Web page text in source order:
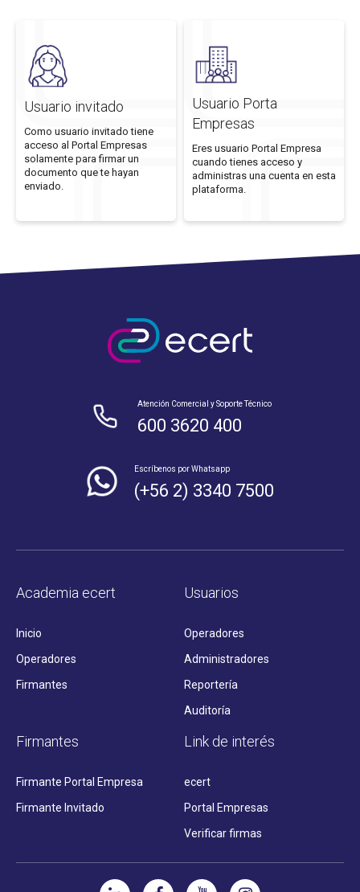
Usuario invitado
Como usuario invitado tiene
acceso al Portal Empresas
solamente para firmar un
documento que te hayan
enviado.
Usuario Porta
Empresas
Eres usuario Portal Empresa
cuando tienes acceso y
administras una cuenta en esta
plataforma.
Atención Comercial y Soporte Técnico
600 3620 400
Escríbenos por Whatsapp
(+56 2) 3340 7500
Academia ecert
Inicio
Operadores
Firmantes
Usuarios
Operadores
Administradores
Reportería
Auditoría
Firmantes
Firmante Portal Empresa
Firmante Invitado
Link de interés
ecert
Portal Empresas
Verificar firmas